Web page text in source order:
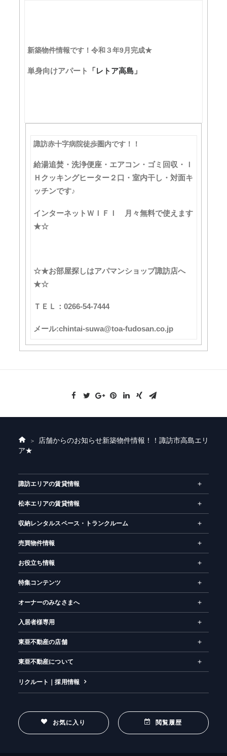
新築物件情報です！令和３年9月完成★
単身向けアパート 「レトア高島」
諏訪赤十字病院徒歩圏内です！！
給湯追焚・洗浄便座・エアコン・ゴミ回収・Ｉ
Ｈクッキングヒーター２口・室内干し・対面キ
ッチンです♪
インターネットＷＩＦＩ 月々無料で使えます
★☆
☆★お部屋探しはアパマンショップ諏訪店へ
★☆
ＴＥＬ：0266-54-7444
メール:chintai-suwa@toa-fudosan.co.jp
ホ
ー
店舗からのお知らせ新築物件情報！！諏訪市高島エリ
ア★
諏訪エリアの賃貸情報
松本エリアの賃貸情報
収納レンタルスペース・トランクルーム
売買物件情報
お役立ち情報
特集コンテンツ
オーナーのみなさまへ
入居者様専用
東亜不動産の店舗
東亜不動産について
リクルート｜採用情報
お気に入り 閲覧履歴